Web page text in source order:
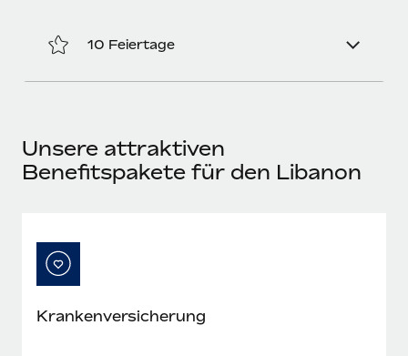
10 Feiertage
Unsere attraktiven
Benefitspakete für den Libanon
Krankenversicherung